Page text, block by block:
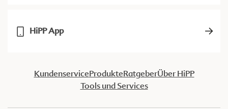
HiPP App
KundenserviceProdukteRatgeberÜber HiPP
Tools und Services